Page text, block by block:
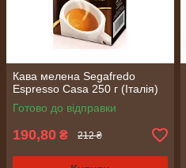
Кава мелена Segafredo
Espresso Casa 250 г (Італія)
Готово до відправки
190,80 ₴ 212 ₴